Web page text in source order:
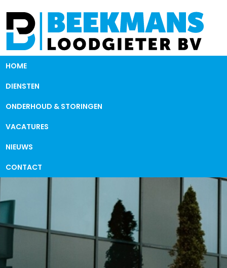
HOME
DIENSTEN
ONDERHOUD & STORINGEN
VACATURES
NIEUWS
CONTACT